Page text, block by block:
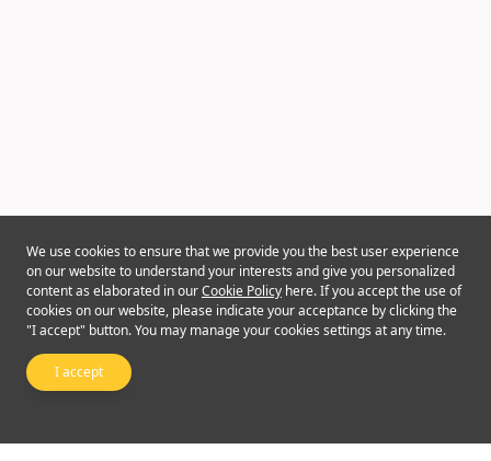
We use cookies to ensure that we provide you the best user experience
on our website to understand your interests and give you personalized
content as elaborated in ourCookie Policy here. If you accept the use of
cookies on our website, please indicate your acceptance by clicking the
"I accept" button. You may manage your cookies settings at any time.
I accept